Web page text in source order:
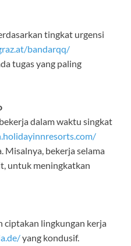
tingkat urgensi
bandarqq/
tugas yang paling
dalam waktu singkat
Misalnya, bekerja selama
untuk meningkatkan
ciptakan lingkungan kerja
yang kondusif.